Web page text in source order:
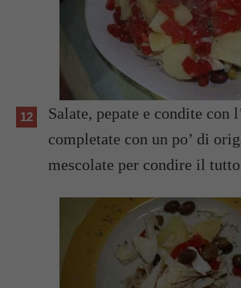
Salate, pepate e condite con
completate con un po’ di
mescolate per condire il